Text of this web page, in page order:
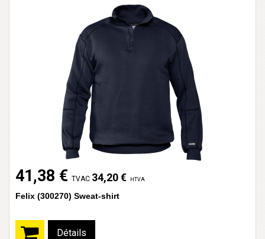
41,38 € TVAC 34,20 € HTVA
Felix (300270) Sweat-shirt
Détails